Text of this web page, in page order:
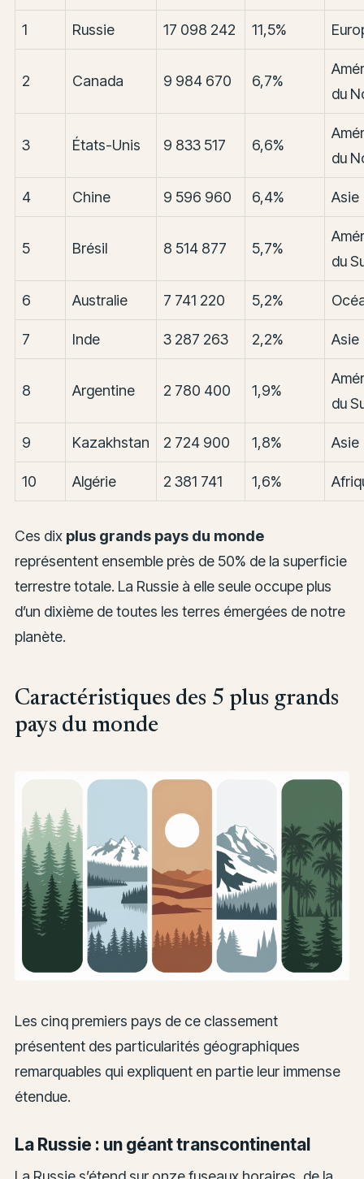
1 Russie 17 098 242 11,5%
2 Canada 9 984 670 6,7%
du
3 États-Unis 9 833 517 6,6%
du
4 Chine 9 596 960 6,4% Asie
5 Brésil 8 514 877 5,7%
du
6 Australie 7 741 220 5,2%
7 Inde 3 287 263 2,2% Asie
8 Argentine 2 780 400 1,9%
du
9 Kazakhstan 2 724 900 1,8% Asie
10 Algérie 2 381 741 1,6%
Ces dix plus grands pays du monde
représentent ensemble près de 50% de la superficie
terrestre totale. La Russie à elle seule occupe plus
d’un dixième de toutes les terres émergées de notre
planète.
Caractéristiques des 5 plus grands
pays du monde
Les cinq premiers pays de ce classement
présentent des particularités géographiques
remarquables qui expliquent en partie leur immense
étendue.
La Russie : un géant transcontinental